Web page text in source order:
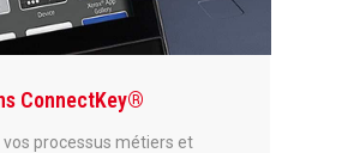
ConnectKey®
processus métiers et